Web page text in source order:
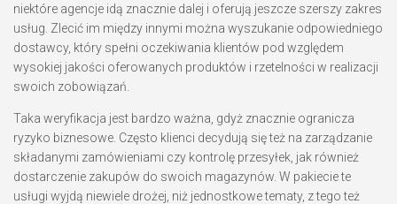
niektóre agencje idą znacznie dalej i oferują jeszcze szerszy zakres
usług. Zlecić im między innymi można wyszukanie odpowiedniego
dostawcy, który spełni oczekiwania klientów pod względem
wysokiej jakości oferowanych produktów i rzetelności w realizacji
swoich zobowiązań.
Taka weryfikacja jest bardzo ważna, gdyż znacznie ogranicza
ryzyko biznesowe. Często klienci decydują się też na zarządzanie
składanymi zamówieniami czy kontrolę przesyłek, jak również
dostarczenie zakupów do swoich magazynów. W pakiecie te
usługi wyjdą niewiele drożej, niż jednostkowe tematy, z tego też